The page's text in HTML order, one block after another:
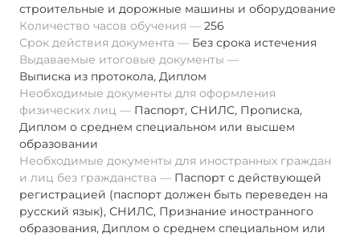
строительные и дорожные машины и оборудование
Количество часов обучения
256
Срок действия документа
Без срока истечения
Выдаваемые итоговые документы
Выписка из протокола, Диплом
Необходимые документы для оформления
физических лиц
Паспорт, СНИЛС, Прописка,
Диплом о среднем специальном или высшем
образовании
Необходимые документы для иностранных граждан
и лиц без гражданства
Паспорт с действующей
регистрацией (паспорт должен быть переведен на
русский язык), СНИЛС, Признание иностранного
образования, Диплом о среднем специальном или